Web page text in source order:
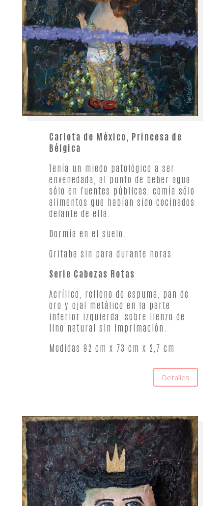
Carlota de México, Princesa de
Bélgica
Tenía un miedo patológico a ser
envenedada, al punto de beber agua
sólo en fuentes públicas, comía sólo
alimentos que habían sido cocinados
delante de ella.
Dormía en el suelo.
Gritaba sin para durante horas.
Serie Cabezas Rotas
Acrílico, relleno de espuma, pan de
oro y ojal metálico en la parte
inferior izquierda, sobre lienzo de
lino natural sin imprimación.
Medidas 92 cm x 73 cm x 2,7 cm
Detalles